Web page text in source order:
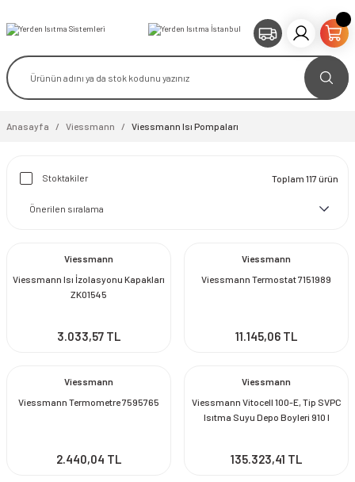
Anasayfa Viessmann Viessmann Isı Pompaları
Stoktakiler Toplam 117 ürün
Viessmann
Viessmann Isı İzolasyonu Kapakları
ZK01545
3.033,57 TL
Viessmann
Viessmann Termostat 7151989
11.145,06 TL
Viessmann
Viessmann Termometre 7595765
2.440,04 TL
Viessmann
Viessmann Vitocell 100-E, Tip SVPC
Isıtma Suyu Depo Boyleri 910 l
135.323,41 TL